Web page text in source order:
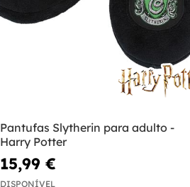
Pantufas Slytherin para adulto -
Harry Potter
15,99 €
DISPONÍVEL